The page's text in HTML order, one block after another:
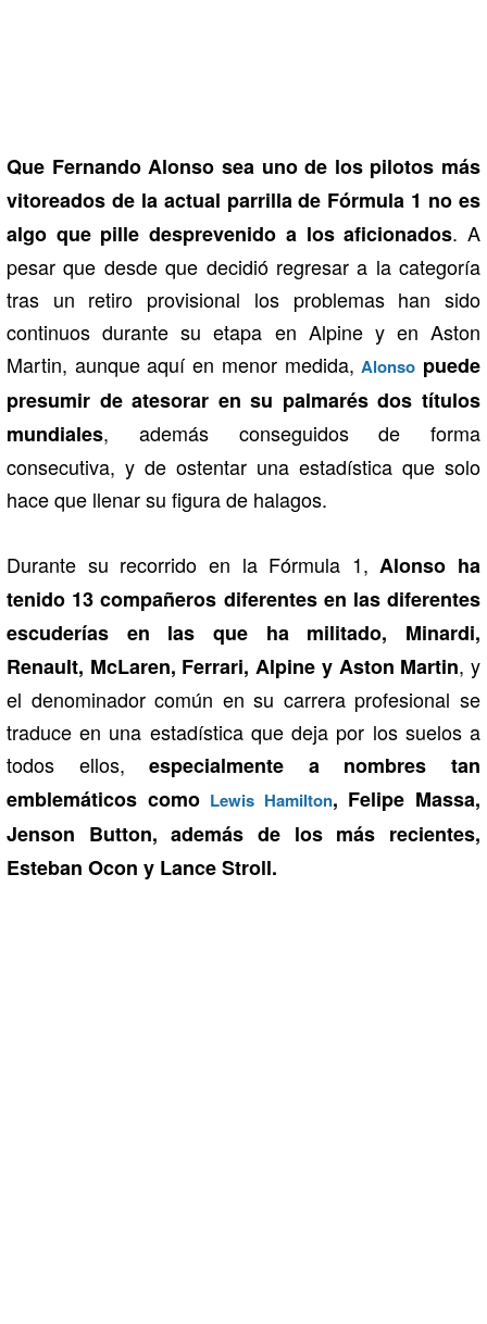
Que Fernando Alonso sea uno de los pilotos más
vitoreados de la actual parrilla de Fórmula 1 no es
algo que pille desprevenido a los aficionados. A
pesar que desde que decidió regresar a la categoría
tras un retiro provisional los problemas han sido
continuos durante su etapa en Alpine y en Aston
Martin, aunque aquí en menor medida, Alonso puede
presumir de atesorar en su palmarés dos títulos
mundiales, además conseguidos de forma
consecutiva, y de ostentar una estadística que solo
hace que llenar su figura de halagos.
Durante su recorrido en la Fórmula 1, Alonso ha
tenido 13 compañeros diferentes en las diferentes
escuderías en las que ha militado, Minardi,
Renault, McLaren, Ferrari, Alpine y Aston Martin, y
el denominador común en su carrera profesional se
traduce en una estadística que deja por los suelos a
todos ellos,especialmente a nombres tan
emblemáticos como Lewis Hamilton, Felipe Massa,
Jenson Button, además de los más recientes,
Esteban Ocon y Lance Stroll.